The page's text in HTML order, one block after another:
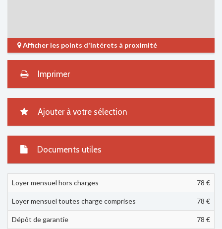
Afficher les points d'intérets à proximité
Imprimer
Ajouter à votre sélection
Documents utiles
Loyer mensuel hors charges 78 €
Loyer mensuel toutes charge comprises 78 €
Dépôt de garantie 78 €